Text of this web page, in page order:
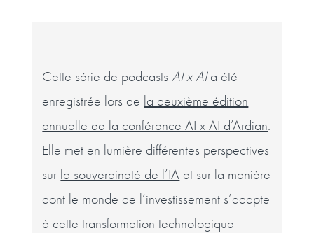
Cette série de podcastsAI x AIa été
enregistrée lors de la deuxième édition
annuelle de la conférence AI x AI d’Ardian.
Elle met en lumière différentes perspectives
sur la souveraineté de l’IA et sur la manière
dont le monde de l’investissement s’adapte
à cette transformation technologique